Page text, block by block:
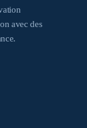
avec des